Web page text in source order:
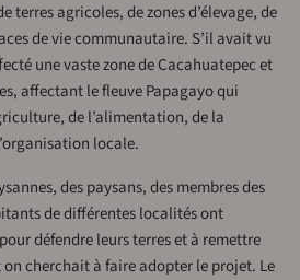
terres agricoles, de zones d’élevage, de
de vie communautaire. S’il avait vu
une vaste zone de Cacahuatepec et
affectant le fleuve Papagayo qui
de l’alimentation, de la
locale.
des paysans, des membres des
de différentes localités ont
défendre leurs terres et à remettre
cherchait à faire adopter le projet. Le